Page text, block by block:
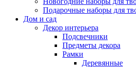
Подарочные наборы для
Дом и сад
Декор интерьера
Подсвечники
Предметы декора
Рамки
Деревянные